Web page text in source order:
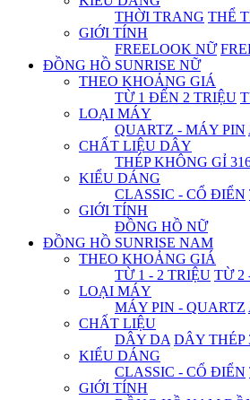
THỜI TRANG THỂ
GIỚI TÍNH
FREELOOK NỮ
ĐỒNG HỒ SUNRISE NỮ
THEO KHOẢNG GIÁ
TỪ 1 ĐẾN 2 TRIỆU
LOẠI MÁY
QUARTZ - MÁY PIN
CHẤT LIỆU DÂY
THÉP KHÔNG GỈ
KIỂU DÁNG
CLASSIC - CỔ ĐIỂN
GIỚI TÍNH
ĐỒNG HỒ NỮ
ĐỒNG HỒ SUNRISE NAM
THEO KHOẢNG GIÁ
TỪ 1 - 2 TRIỆU TỪ 2
LOẠI MÁY
MÁY PIN - QUARTZ
CHẤT LIỆU
DÂY DA DÂY THÉP
KIỂU DÁNG
CLASSIC - CỔ ĐIỂN
GIỚI TÍNH